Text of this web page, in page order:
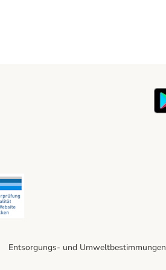
Entsorgungs- und Umweltbestimmungen